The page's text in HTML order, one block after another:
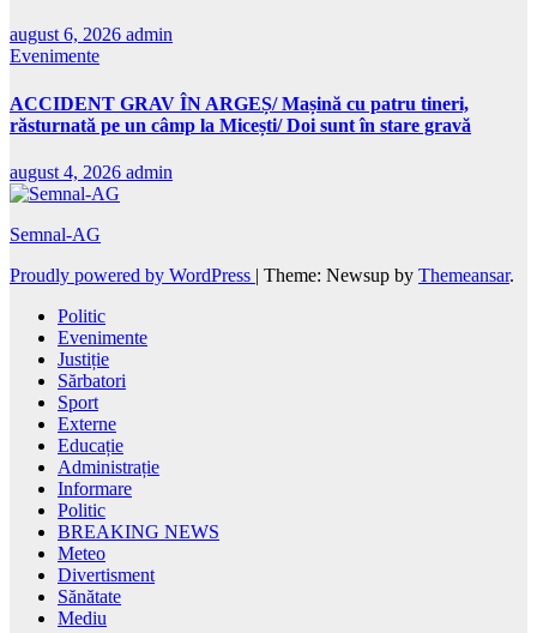
august 6, 2026 admin
Evenimente
ACCIDENT GRAV ÎN ARGEȘ/ Mașină cu patru tineri,
răsturnată pe un câmp la Micești/ Doi sunt în stare gravă
august 4, 2026 admin
Semnal-AG
Proudly powered by WordPress | Theme: Newsup by Themeansar.
Politic
Evenimente
Justiție
Sărbatori
Sport
Externe
Educație
Administrație
Informare
Politic
BREAKING NEWS
Meteo
Divertisment
Sănătate
Mediu